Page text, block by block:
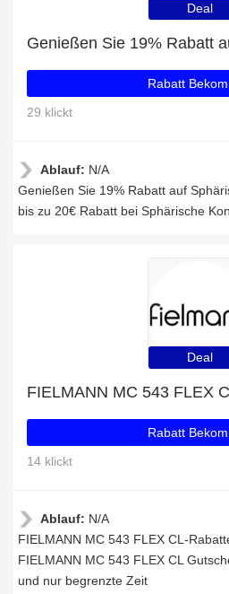
Deal
Rabatt
29 klickt
Ablauf: N/A
Genießen Sie 19% Rabatt auf
bis zu 20€ Rabatt bei Sphärische
Deal
Rabatt
14 klickt
Ablauf: N/A
FIELMANN MC 543 FLEX CL-
FIELMANN MC 543 FLEX CL
und nur begrenzte Zeit